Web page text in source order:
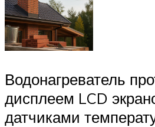
Водонагреватель
дисплеем LCD
датчиками